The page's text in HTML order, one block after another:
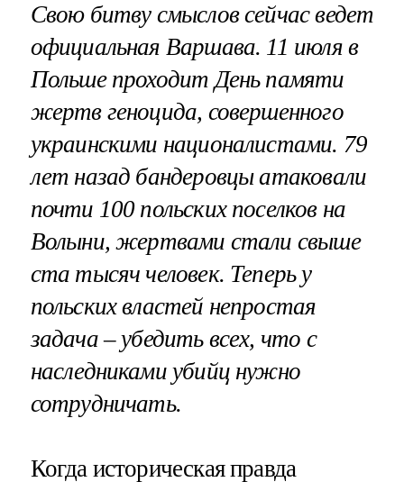
Свою битву смыслов сейчас ведет
официальная Варшава. 11 июля в
Польше проходит День памяти
жертв геноцида, совершенного
украинскими националистами. 79
лет назад бандеровцы атаковали
почти 100 польских поселков на
Волыни, жертвами стали свыше
ста тысяч человек. Теперь у
польских властей непростая
задача – убедить всех, что с
наследниками убийц нужно
сотрудничать.
Когда историческая правда